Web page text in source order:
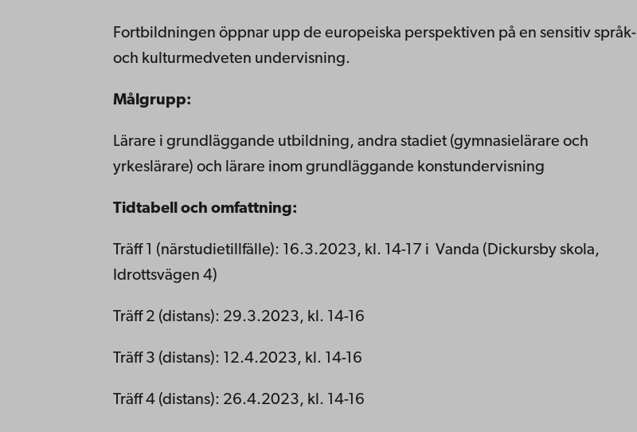
Fortbildningen öppnar upp de europeiska perspektiven på en sensitiv språk-
och kulturmedveten undervisning.
Målgrupp:
Lärare i grundläggande utbildning, andra stadiet (gymnasielärare och
yrkeslärare) och lärare inom grundläggande konstundervisning
Tidtabell och omfattning:
Träff 1 (närstudietillfälle): 16.3.2023, kl. 14-17 i Vanda (Dickursby skola,
Idrottsvägen 4)
Träff 2 (distans): 29.3.2023, kl. 14-16
Träff 3 (distans): 12.4.2023, kl. 14-16
Träff 4 (distans): 26.4.2023, kl. 14-16